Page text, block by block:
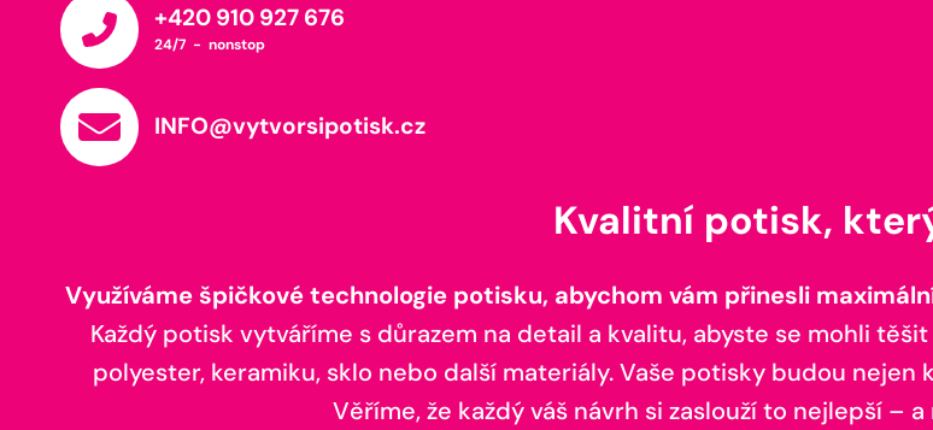
+420 910 927 676
24/7 - nonstop
INFO@vytvorsipotisk.cz
Kvalitní potisk,
Využíváme špičkové technologie potisku, abychom vám přinesli
Každý potisk vytváříme s důrazem na detail a kvalitu, abyste se mohli
polyester, keramiku, sklo nebo další materiály. Vaše potisky budou
Věříme, že každý váš návrh si zaslouží to nejlepší –